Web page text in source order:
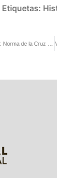
Etiquetas: